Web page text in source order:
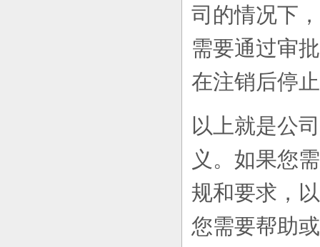
司的情况下
需要通过审
在注销后停
以上就是公
义。如果您
规和要求，
您需要帮助